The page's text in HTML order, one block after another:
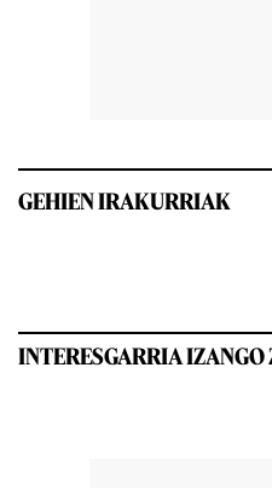
GEHIEN IRAKURRIAK
INTERESGARRIA IZANGO